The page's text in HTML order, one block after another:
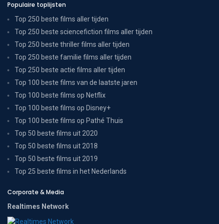
Populaire toplijsten
Top 250 beste films aller tijden
Top 250 beste sciencefiction films aller tijden
Top 250 beste thriller films aller tijden
Top 250 beste familie films aller tijden
Top 250 beste actie films aller tijden
Top 100 beste films van de laatste jaren
Top 100 beste films op Netflix
Top 100 beste films op Disney+
Top 100 beste films op Pathé Thuis
Top 50 beste films uit 2020
Top 50 beste films uit 2018
Top 50 beste films uit 2019
Top 25 beste films in het Nederlands
Corporate & Media
Realtimes Network